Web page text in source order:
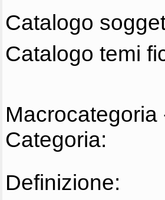
Catalogo
Catalogo temi
Macrocategoria
Categoria:
Definizione: